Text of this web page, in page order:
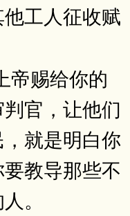
工人征收赋
帝赐给你的
官，让他们
就是明白你
教导那些不
。